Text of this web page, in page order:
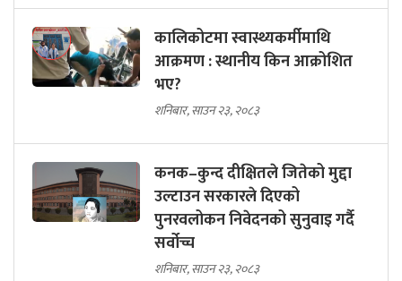
कालिकोटमा स्वास्थ्यकर्मीमाथि
आक्रमण : स्थानीय किन आक्रोशित
भए?
शनिबार, साउन २३, २०८३
कनक–कुन्द दीक्षितले जितेको मुद्दा
उल्टाउन सरकारले दिएको
पुनरवलोकन निवेदनको सुनुवाइ गर्दै
सर्वोच्च
शनिबार, साउन २३, २०८३